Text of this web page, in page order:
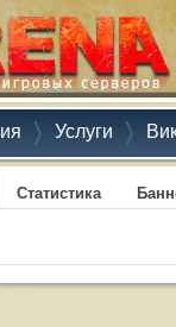
Услуги
Статистика